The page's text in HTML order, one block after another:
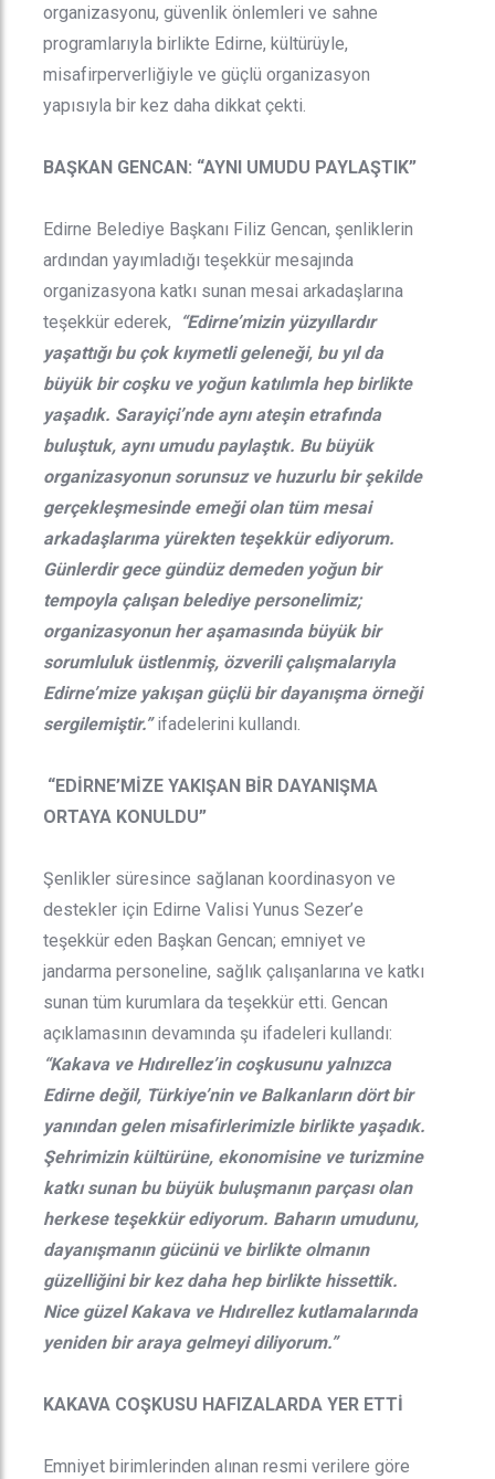
organizasyonu, güvenlik önlemleri ve sahne
programlarıyla birlikte Edirne, kültürüyle,
misafirperverliğiyle ve güçlü organizasyon
yapısıyla bir kez daha dikkat çekti.
BAŞKAN GENCAN: “AYNI UMUDU PAYLAŞTIK”
Edirne Belediye Başkanı Filiz Gencan, şenliklerin
ardından yayımladığı teşekkür mesajında
organizasyona katkı sunan mesai arkadaşlarına
teşekkür ederek,
“Edirne’mizin yüzyıllardır
yaşattığı bu çok kıymetli geleneği, bu yıl da
büyük bir coşku ve yoğun katılımla hep birlikte
yaşadık. Sarayiçi’nde aynı ateşin etrafında
buluştuk, aynı umudu paylaştık. Bu büyük
organizasyonun sorunsuz ve huzurlu bir şekilde
gerçekleşmesinde emeği olan tüm mesai
arkadaşlarıma yürekten teşekkür ediyorum.
Günlerdir gece gündüz demeden yoğun bir
tempoyla çalışan belediye personelimiz;
organizasyonun her aşamasında büyük bir
sorumluluk üstlenmiş, özverili çalışmalarıyla
Edirne’mize yakışan güçlü bir dayanışma örneği
sergilemiştir.”ifadelerini kullandı.
“EDİRNE’MİZE YAKIŞAN BİR DAYANIŞMA
ORTAYA KONULDU”
Şenlikler süresince sağlanan koordinasyon ve
destekler için Edirne Valisi Yunus Sezer’e
teşekkür eden Başkan Gencan; emniyet ve
jandarma personeline, sağlık çalışanlarına ve katkı
sunan tüm kurumlara da teşekkür etti. Gencan
açıklamasının devamında şu ifadeleri kullandı:
“Kakava ve Hıdırellez’in coşkusunu yalnızca
Edirne değil, Türkiye’nin ve Balkanların dört bir
yanından gelen misafirlerimizle birlikte yaşadık.
Şehrimizin kültürüne, ekonomisine ve turizmine
katkı sunan bu büyük buluşmanın parçası olan
herkese teşekkür ediyorum. Baharın umudunu,
dayanışmanın gücünü ve birlikte olmanın
güzelliğini bir kez daha hep birlikte hissettik.
Nice güzel Kakava ve Hıdırellez kutlamalarında
yeniden bir araya gelmeyi diliyorum.”
KAKAVA COŞKUSU HAFIZALARDA YER ETTİ
Emniyet birimlerinden alınan resmi verilere göre